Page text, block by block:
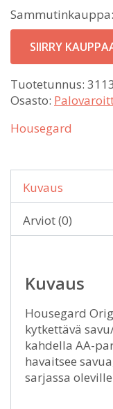
Sammutinkauppa:
SIIRRY
Tuotetunnus:
Osasto:
Housegard
Kuvaus
Arviot (0)
Kuvaus
Housegard
kytkettävä
kahdella AA-
havaitsee
sarjassa